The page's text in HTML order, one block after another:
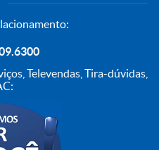
Televendas, Tira-dúvidas,